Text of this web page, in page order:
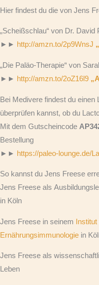
Hier findest du die von Jens
„Scheißschlau“ von Dr. David
►► http://amzn.to/2p9WnsJ
„Die Paläo-Therapie“ von
►► http://amzn.to/2oZ16l9
Bei Medivere findest du
überprüfen kannst, ob du
Mit dem Gutscheincode
Bestellung
►► https://paleo-lounge.de/
So kannst du Jens Freese
Jens Freese als
in Köln
Jens Freese in seinem
Ernährungsimmunologie in
Jens Freese als
Leben